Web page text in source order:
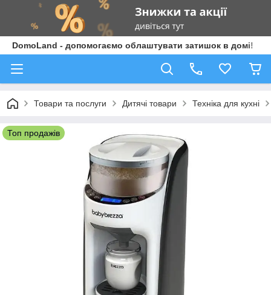
DomoLand - допомогаємо облаштувати затишок в домі!
Товари та послуги Дитячі товари Техніка для кухні
Топ продажів